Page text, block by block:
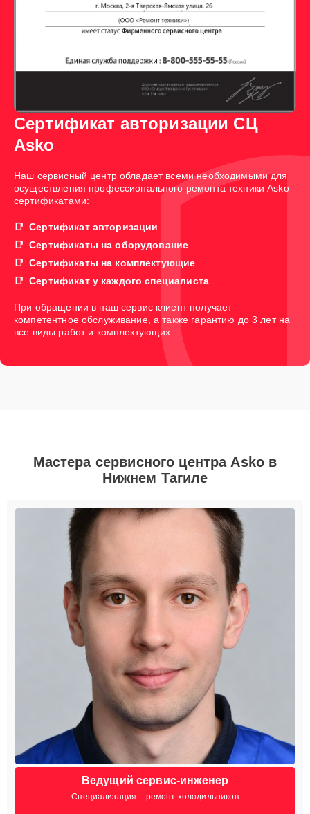
Сертификат авторизации СЦ
Asko
Наш сервисный центр обладает всеми необходимыми для
осуществления профессионального ремонта техники Asko
сертификатами:
Сертификат авторизации
Сертификаты на оборудование
Сертификаты на комплектующие
Сертификат у каждого специалиста
При обращении в наш сервис клиент получает
компетентное обслуживание, а также гарантию до 3 лет на
все виды работ и комплектующих.
Мастера сервисного центра Asko в
Нижнем Тагиле
Ведущий сервис-инженер
Специализация – ремонт холодильников